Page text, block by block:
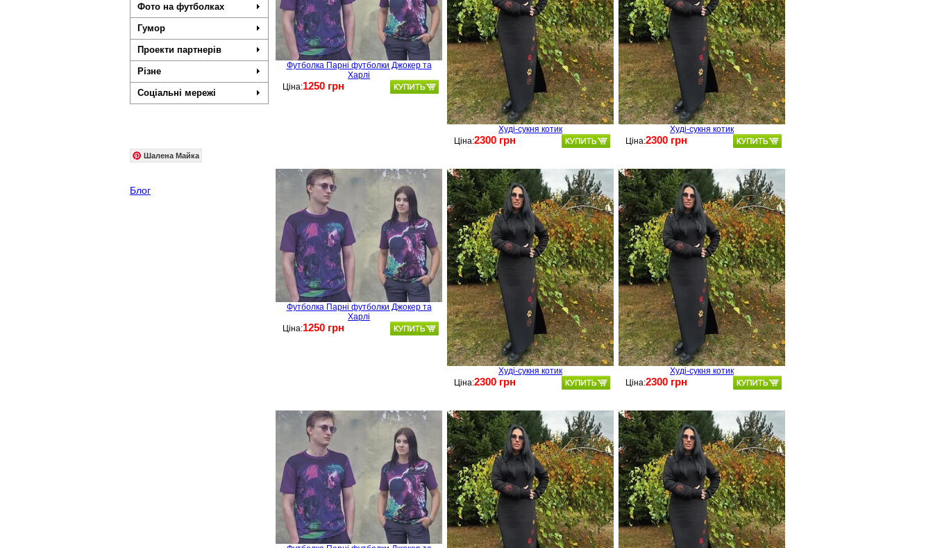
Фото на футболках
Гумор
Проекти партнерів
Різне
Соціальні мережі
Шалена Майка
Блог
Футболка Парні футболки Джокер та
Харлі
Ціна:1250 грн
Худі-сукня котик
Ціна:2300 грн
Худі-сукня котик
Ціна:2300 грн
Футболка Парні футболки Джокер та
Харлі
Ціна:1250 грн
Худі-сукня котик
Ціна:2300 грн
Худі-сукня котик
Ціна:2300 грн